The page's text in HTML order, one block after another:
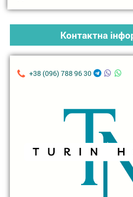
Контактна
+38 (096) 788 96 30